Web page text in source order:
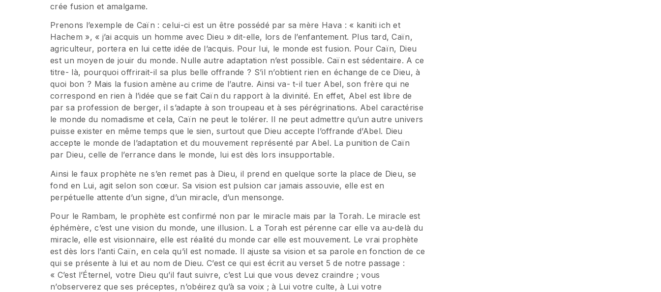
crée fusion et amalgame.
Prenons l’exemple de Caïn : celui-ci est un être possédé par sa mère Hava : « kaniti ich et
Hachem », « j’ai acquis un homme avec Dieu » dit-elle, lors de l’enfantement. Plus tard, Caïn,
agriculteur, portera en lui cette idée de l’acquis. Pour lui, le monde est fusion. Pour Caïn, Dieu
est un moyen de jouir du monde. Nulle autre adaptation n’est possible. Caïn est sédentaire. A ce
titre- là, pourquoi offrirait-il sa plus belle offrande ? S’il n’obtient rien en échange de ce Dieu, à
quoi bon ? Mais la fusion amène au crime de l’autre. Ainsi va- t-il tuer Abel, son frère qui ne
correspond en rien à l’idée que se fait Caïn du rapport à la divinité. En effet, Abel est libre de
par sa profession de berger, il s’adapte à son troupeau et à ses pérégrinations. Abel caractérise
le monde du nomadisme et cela, Caïn ne peut le tolérer. Il ne peut admettre qu’un autre univers
puisse exister en même temps que le sien, surtout que Dieu accepte l’offrande d’Abel. Dieu
accepte le monde de l’adaptation et du mouvement représenté par Abel. La punition de Caïn
par Dieu, celle de l’errance dans le monde, lui est dès lors insupportable.
Ainsi le faux prophète ne s’en remet pas à Dieu, il prend en quelque sorte la place de Dieu, se
fond en Lui, agit selon son cœur. Sa vision est pulsion car jamais assouvie, elle est en
perpétuelle attente d’un signe, d’un miracle, d’un mensonge.
Pour le Rambam, le prophète est confirmé non par le miracle mais par la Torah. Le miracle est
éphémère, c’est une vision du monde, une illusion. L a Torah est pérenne car elle va au-delà du
miracle, elle est visionnaire, elle est réalité du monde car elle est mouvement. Le vrai prophète
est dès lors l’anti Caïn, en cela qu’il est nomade. Il ajuste sa vision et sa parole en fonction de ce
qui se présente à lui et au nom de Dieu. C’est ce qui est écrit au verset 5 de notre passage :
« C’est l’Éternel, votre Dieu qu’il faut suivre, c’est Lui que vous devez craindre ; vous
n’observerez que ses préceptes, n’obéirez qu’à sa voix ; à Lui votre culte, à Lui votre